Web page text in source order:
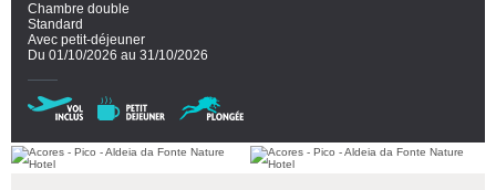
Chambre double
Standard
Avec petit-déjeuner
Du 01/10/2026 au 31/10/2026